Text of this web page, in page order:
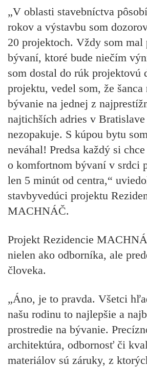
„V oblasti stavebníctva
rokov a výstavbu som
20 projektoch. Vždy som mal
bývaní, ktoré bude niečím
som dostal do rúk projektovú
projektu, vedel som, že šanca
bývanie na jednej z
najtichších adries v Bratislave
nezopakuje. S kúpou bytu
neváhal! Predsa každý si
o komfortnom bývaní v srdci
len 5 minút od centra,“
stavbyvedúci projektu
MACHNÁČ.
Projekt Rezidencie
nielen ako odborníka, ale
človeka.
„Áno, je to pravda. Všetci
našu rodinu to najlepšie a
prostredie na bývanie.
architektúra, odbornosť či
materiálov sú záruky, z